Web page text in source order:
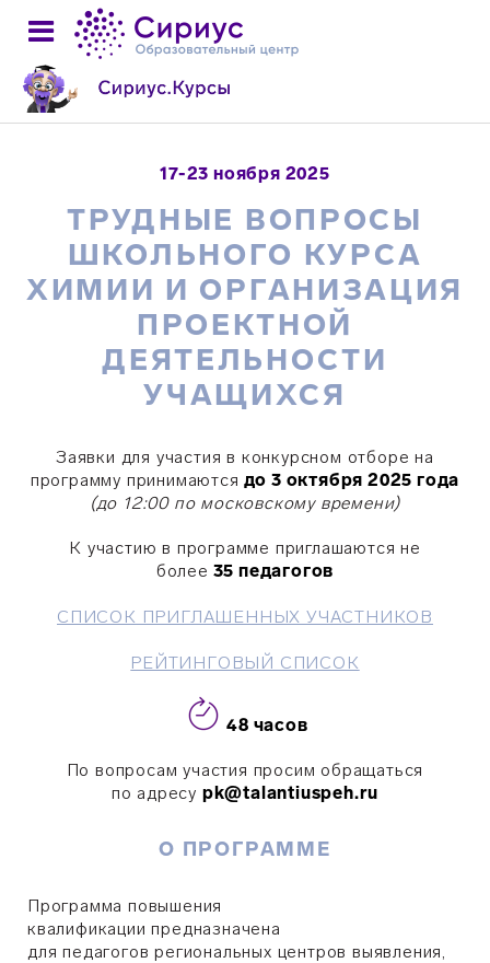
17-23 ноября 2025
ТРУДНЫЕ ВОПРОСЫ
ШКОЛЬНОГО КУРСА
ХИМИИ И ОРГАНИЗАЦИЯ
ПРОЕКТНОЙ
ДЕЯТЕЛЬНОСТИ
УЧАЩИХСЯ
Заявки для участия в конкурсном отборе на
программу принимаются до 3 октября 2025 года
(до 12:00 по московскому времени)
К участию в программе приглашаются не
более 35 педагогов
СПИСОК ПРИГЛАШЕННЫХ УЧАСТНИКОВ
РЕЙТИНГОВЫЙ СПИСОК
48 часов
По вопросам участия просим обращаться
по адресу pk@talantiuspeh.ru
О ПРОГРАММЕ
Программа повышения
квалификации предназначена
дляпедагогов региональных центров выявления,